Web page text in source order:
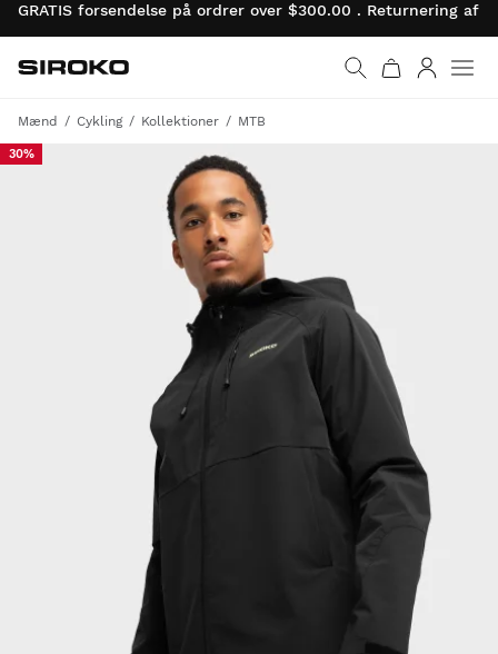
GRATIS forsendelse på ordrer over $300.00 . Returnering
Gå til startsiden
Siroko.com
Mænd Cykling Kollektioner MTB
30%